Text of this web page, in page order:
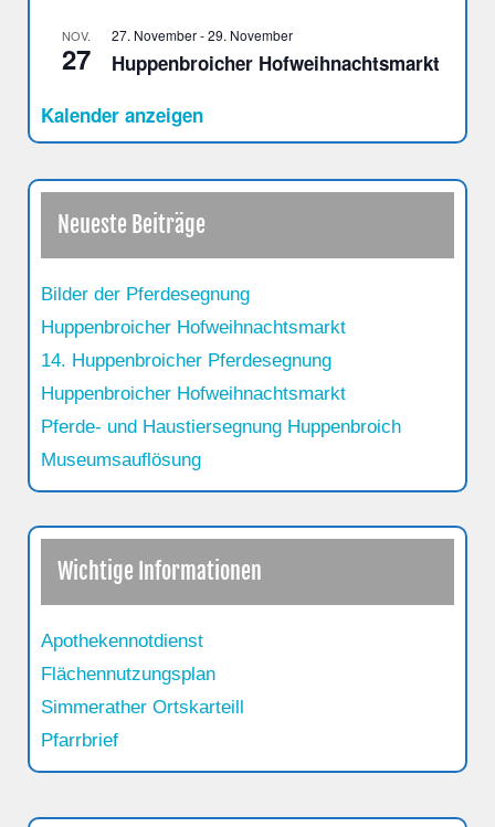
NOV.
27
27. November-29. November
Huppenbroicher Hofweihnachtsmarkt
Kalender anzeigen
Neueste Beiträge
Bilder der Pferdesegnung
Huppenbroicher Hofweihnachtsmarkt
14. Huppenbroicher Pferdesegnung
Huppenbroicher Hofweihnachtsmarkt
Pferde- und Haustiersegnung Huppenbroich
Museumsauflösung
Wichtige Informationen
Apothekennotdienst
Flächennutzungsplan
Simmerather Ortskarteill
Pfarrbrief